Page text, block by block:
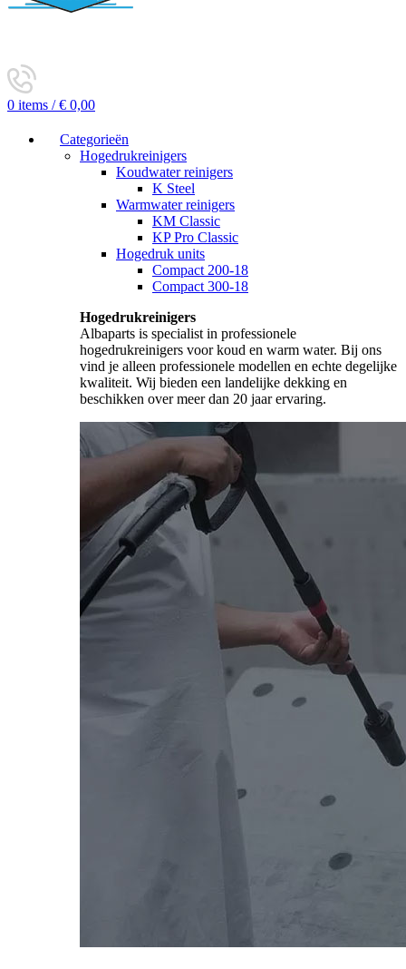
0 items / € 0,00
Categorieën
Hogedrukreinigers
Koudwater reinigers
K Steel
Warmwater reinigers
KM Classic
KP Pro Classic
Hogedruk units
Compact 200-18
Compact 300-18
Hogedrukreinigers
Albaparts is specialist in professionele
hogedrukreinigers voor koud en warm water. Bij ons
vind je alleen professionele modellen en echte degelijke
kwaliteit. Wij bieden een landelijke dekking en
beschikken over meer dan 20 jaar ervaring.